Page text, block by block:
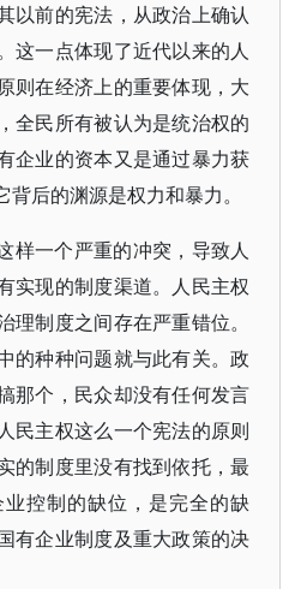
以前的宪法，从政治上确认
这一点体现了近代以来的人
则在经济上的重要体现，大
全民所有被认为是统治权的
企业的资本又是通过暴力获
后的渊源是权力和暴力。
样一个严重的冲突，导致人
实现的制度渠道。人民主权
理制度之间存在严重错位。
的种种问题就与此有关。政
那个，民众却没有任何发言
民主权这么一个宪法的原则
的制度里没有找到依托，最
控制的缺位，是完全的缺
有企业制度及重大政策的决